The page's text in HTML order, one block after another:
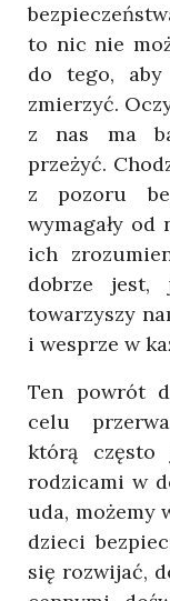
to nic nie
do tego, aby
zmierzyć.
z nas ma
przeżyć.
z pozoru
wymagały od
ich
dobrze jest,
towarzyszy
i wesprze w
Ten powrót
celu
którą często
rodzicami w
uda, możemy
dzieci
się rozwijać,